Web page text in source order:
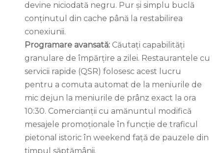
devine niciodată negru. Pur și simplu buclă
conținutul din cache până la restabilirea
conexiunii.
Programare avansată: Căutați capabilități
granulare de împărțire a zilei. Restaurantele cu
servicii rapide (QSR) folosesc acest lucru
pentru a comuta automat de la meniurile de
mic dejun la meniurile de prânz exact la ora
10:30. Comercianții cu amănuntul modifică
mesajele promoționale în funcție de traficul
pietonal istoric în weekend față de pauzele din
timpul săptămânii.